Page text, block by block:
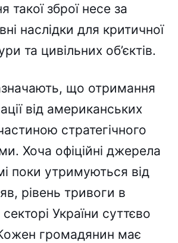
такої зброї несе за
наслідки для критичної
та цивільних об’єктів.
що отримання
від американських
стратегічного
Хоча офіційні джерела
поки утримуються від
рівень тривоги в
України суттєво
громадянин має